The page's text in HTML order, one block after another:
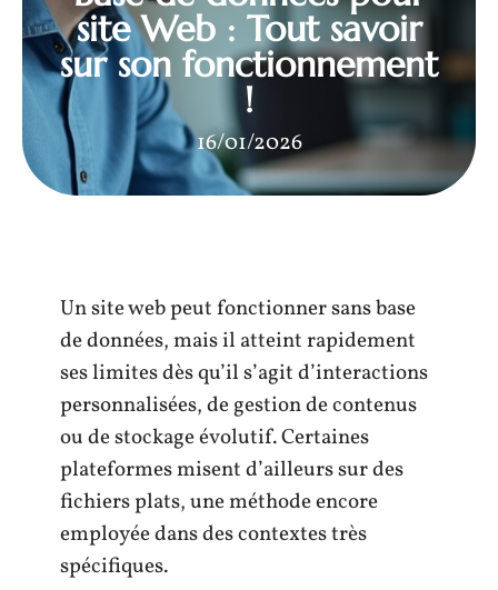
site Web : Tout savoir
sur son fonctionnement
!
16/01/2026
Un site web peut fonctionner sans base
de données, mais il atteint rapidement
ses limites dès qu’il s’agit d’interactions
personnalisées, de gestion de contenus
ou de stockage évolutif. Certaines
plateformes misent d’ailleurs sur des
fichiers plats, une méthode encore
employée dans des contextes très
spécifiques.